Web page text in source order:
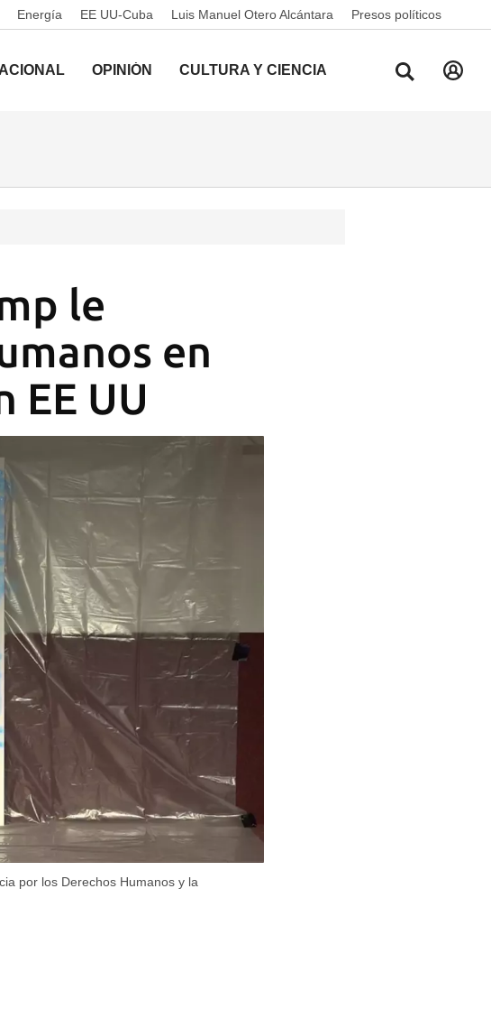
Energía EE UU-Cuba Luis Manuel Otero Alcántara Presos políticos
OPINIÓN CULTURA Y CIENCIA
le
en
EE UU
por los Derechos Humanos y la